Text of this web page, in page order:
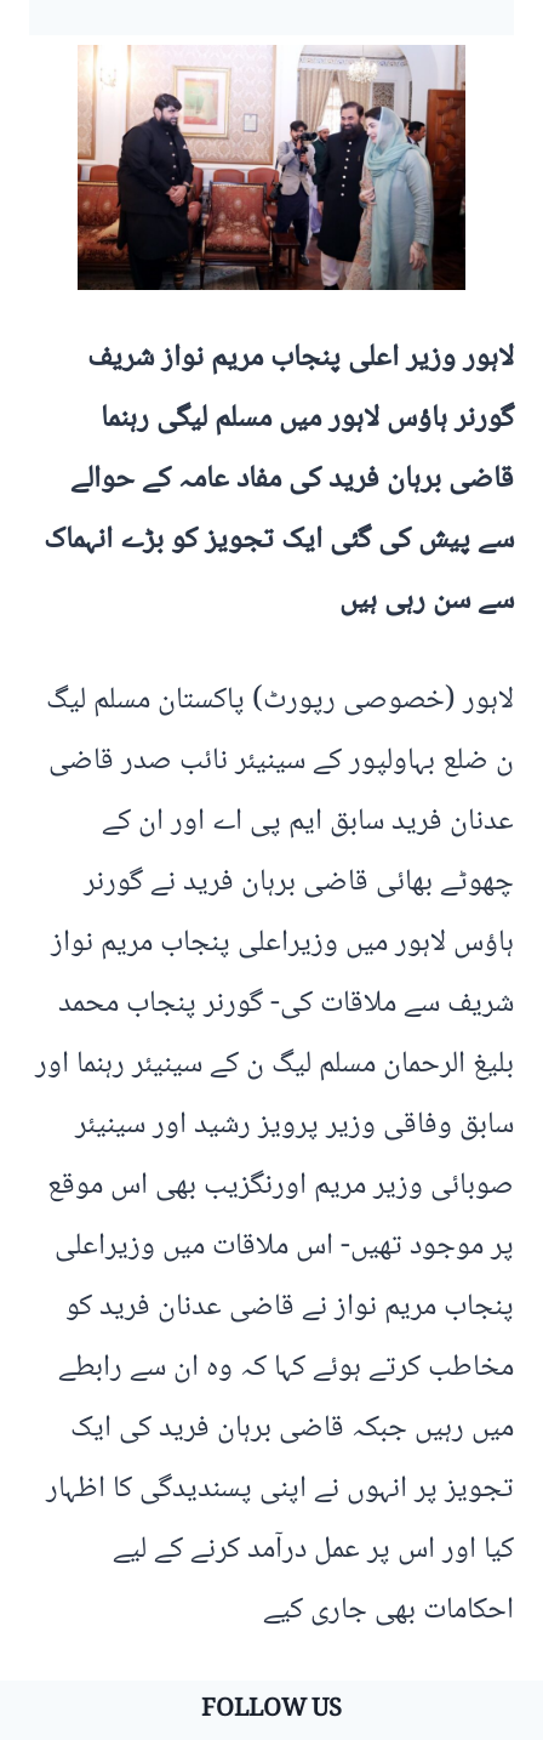
لاہور وزیر اعلی پنجاب مریم نواز شریف
گورنر ہاؤس لاہور میں مسلم لیگی رہنما
قاضی برہان فرید کی مفاد عامہ کے حوالے
سے پیش کی گئی ایک تجویز کو بڑے انہماک
سے سن رہی ہیں
لاہور (خصوصی رپورٹ) پاکستان مسلم لیگ
ن ضلع بہاولپور کے سینیئر نائب صدر قاضی
عدنان فرید سابق ایم پی اے اور ان کے
چھوٹے بھائی قاضی برہان فرید نے گورنر
ہاؤس لاہور میں وزیراعلی پنجاب مریم نواز
شریف سے ملاقات کی- گورنر پنجاب محمد
بلیغ الرحمان مسلم لیگ ن کے سینیئر رہنما اور
سابق وفاقی وزیر پرویز رشید اور سینیئر
صوبائی وزیر مریم اورنگزیب بھی اس موقع
پر موجود تھیں- اس ملاقات میں وزیراعلی
پنجاب مریم نواز نے قاضی عدنان فرید کو
مخاطب کرتے ہوئے کہا کہ وہ ان سے رابطے
میں رہیں جبکہ قاضی برہان فرید کی ایک
تجویز پر انہوں نے اپنی پسندیدگی کا اظہار
کیا اور اس پر عمل درآمد کرنے کے لیے
احکامات بھی جاری کیے
FOLLOW US